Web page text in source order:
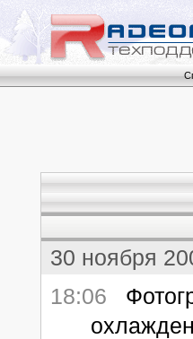
30 ноября
18:06